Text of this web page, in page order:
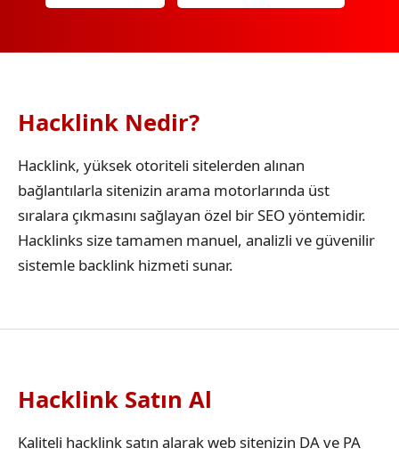
Hacklink Nedir?
Hacklink, yüksek otoriteli sitelerden alınan
bağlantılarla sitenizin arama motorlarında üst
sıralara çıkmasını sağlayan özel bir SEO yöntemidir.
Hacklinks size tamamen manuel, analizli ve güvenilir
sistemle backlink hizmeti sunar.
Hacklink Satın Al
Kaliteli hacklink satın alarak web sitenizin DA ve PA